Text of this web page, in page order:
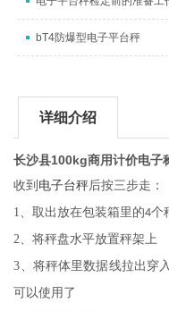
bT4防爆型电子平台秤
详细介绍
长沙县100kg商用计价电子
收到 电子台秤后按三步走：
1
、取出放在包装箱里的4个
2 、将秤盘水平放置秤架上
3 、将秤体里数据线拉出穿
可以使用了